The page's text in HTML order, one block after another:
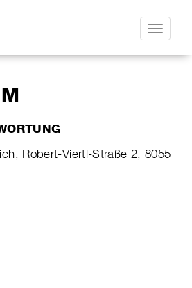
Toggle
Robert-Viertl-Straße 2, 8055